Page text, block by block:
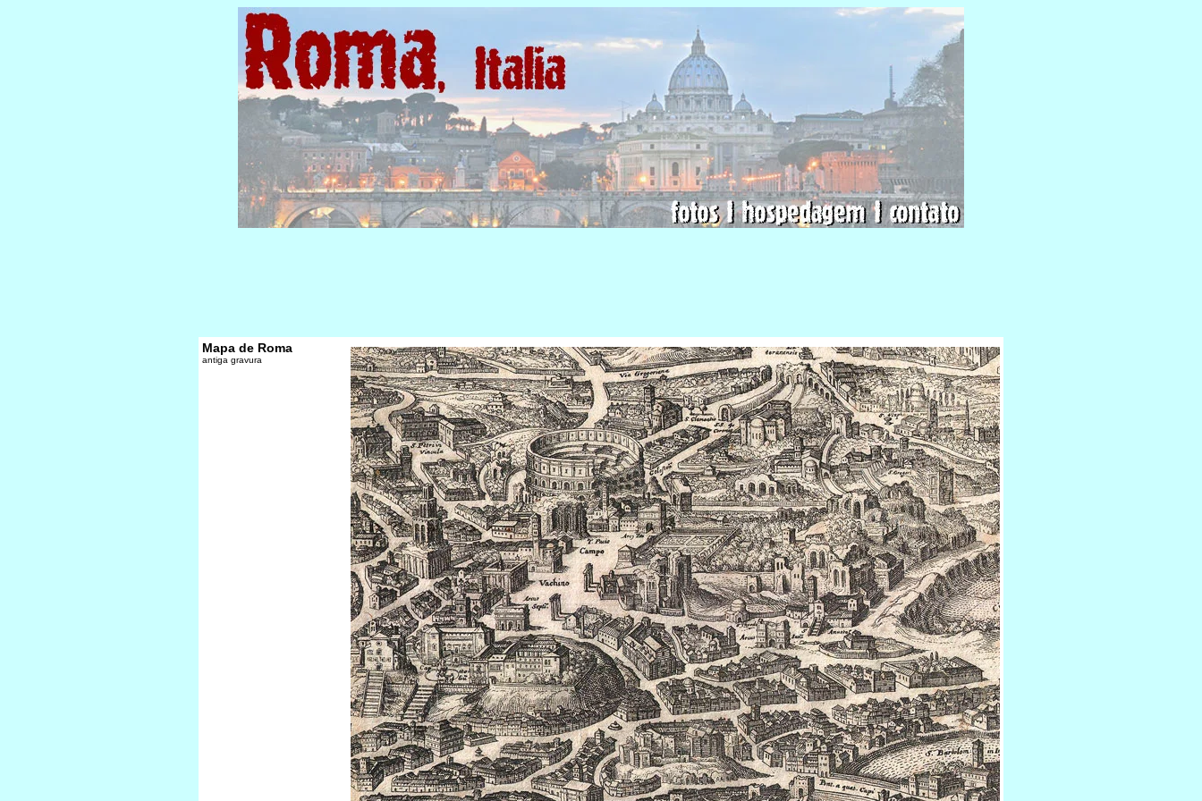
Mapa de Roma
antiga gravura